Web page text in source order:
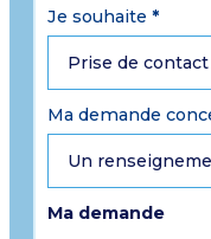
Je souhaite *
Ma demande
Ma demande